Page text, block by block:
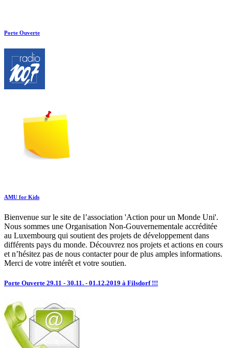
Porte Ouverte
AMU for Kids
Bienvenue sur le site de l’association 'Action pour un Monde Uni'.
Nous sommes une Organisation Non-Gouvernementale accréditée
au Luxembourg qui soutient des projets de développement dans
différents pays du monde. Découvrez nos projets et actions en cours
et n’hésitez pas de nous contacter pour de plus amples informations.
Merci de votre intérêt et votre soutien.
Porte Ouverte 29.11 - 30.11. - 01.12.2019 à Filsdorf !!!